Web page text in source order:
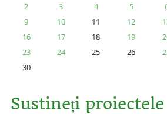
2
3 4 5
9
10 11 12
16
17 18 19
23
24 25 26
30
Sustineți